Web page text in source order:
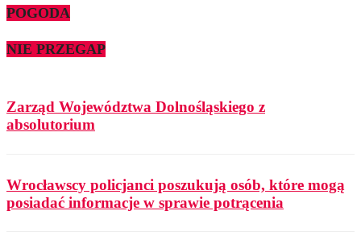
POGODA
NIE PRZEGAP
Zarząd Województwa Dolnośląskiego z
absolutorium
Wrocławscy policjanci poszukują osób, które mogą
posiadać informacje w sprawie potrącenia